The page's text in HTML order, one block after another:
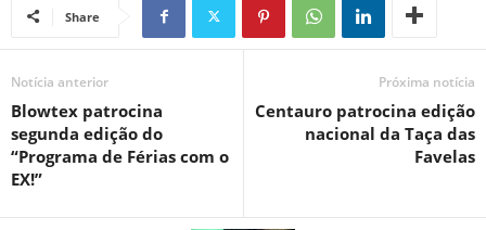
Share
Notícia anterior
Blowtex patrocina
segunda edição do
“Programa de Férias com o
EX!”
Próxima notícia
Centauro patrocina edição
nacional da Taça das
Favelas